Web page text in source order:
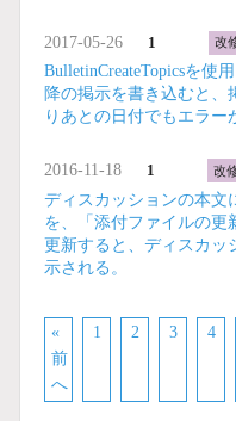
2017-05-26 1 改
BulletinCreateTopicsを使
降の掲示を書き込むと、
りあとの日付でもエラー
2016-11-18 1 改
ディスカッションの本文
を、「添付ファイルの更
更新すると、ディスカッ
示される。
«
前
へ
1 2 3 4